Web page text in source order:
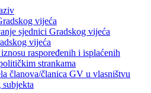
vijeća
sjednici Gradskog vijeća
vijeća
raspoređenih i isplaćenih
strankama
članova/članica GV u vlasništvu